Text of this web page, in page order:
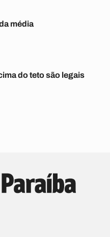
média
do teto são legais